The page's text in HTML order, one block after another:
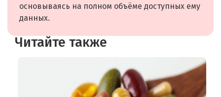
основываясь на полном объёме доступных ему
данных.
Читайте также